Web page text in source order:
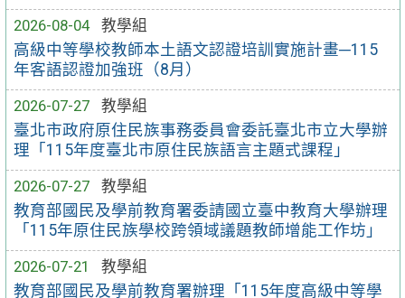
2026-08-04
教學組
高級中等學校教師本土語文認證培訓實施計畫─115
年客語認證加強班（8月）
2026-07-27
教學組
臺北市政府原住民族事務委員會委託臺北市立大學辦
理「115年度臺北市原住民族語言主題式課程」
2026-07-27
教學組
教育部國民及學前教育署委請國立臺中教育大學辦理
「115年原住民族學校跨領域議題教師增能工作坊」
2026-07-21
教學組
教育部國民及學前教育署辦理「115年度高級中等學